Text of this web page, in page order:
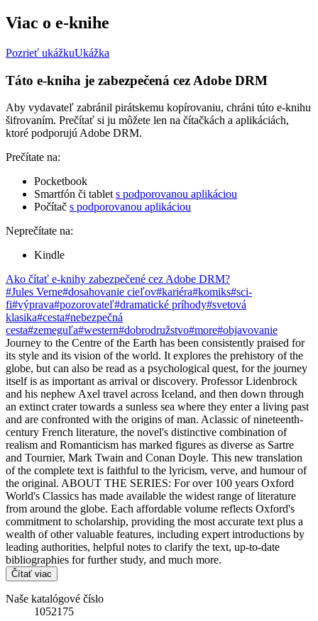
Viac o e-knihe
Pozrieť ukážkuUkážka
Táto e-kniha je zabezpečená cez Adobe DRM
Aby vydavateľ zabránil pirátskemu kopírovaniu, chráni túto e-knihu
šifrovaním. Prečítať si ju môžete len na čítačkách a aplikáciách,
ktoré podporujú Adobe DRM.
Prečítate na:
Pocketbook
Smartfón či tablets podporovanou aplikáciou
Počítač s podporovanou aplikáciou
Neprečítate na:
Kindle
Ako čítať e-knihy zabezpečené cez Adobe DRM?
#Jules Verne#dosahovanie cieľov#kariéra#komiks#sci-
fi#výprava#pozorovateľ#dramatické príhody#svetová
klasika#cesta#nebezpečná
cesta#zemeguľa#western#dobrodružstvo#more#objavovanie
Journey to the Centre of the Earth has been consistently praised for
its style and its vision of the world. It explores the prehistory of the
globe, but can also be read as a psychological quest, for the journey
itself is as important as arrival or discovery. Professor Lidenbrock
and his nephew Axel travel across Iceland, and then down through
an extinct crater towards a sunless sea where they enter a living past
and are confronted with the origins of man. Aclassic of nineteenth-
century French literature, the novel's distinctive combination of
realism and Romanticism has marked figures as diverse as Sartre
and Tournier, Mark Twain and Conan Doyle. This new translation
of the complete text is faithful to the lyricism, verve, and humour of
the original. ABOUT THE SERIES: For over 100 years Oxford
World's Classics has made available the widest range of literature
from around the globe. Each affordable volume reflects Oxford's
commitment to scholarship, providing the most accurate text plus a
wealth of other valuable features, including expert introductions by
leading authorities, helpful notes to clarify the text, up-to-date
bibliographies for further study, and much more.
Čítať viac
Naše katalógové číslo
1052175